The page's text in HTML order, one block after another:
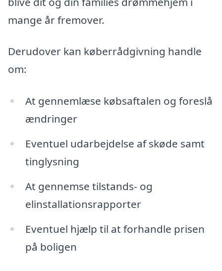
mange år fremover.
Derudover kan køberrådgivning handle
om:
At gennemlæse købsaftalen og foreslå
ændringer
Eventuel udarbejdelse af skøde samt
tinglysning
At gennemse tilstands- og
elinstallationsrapporter
Eventuel hjælp til at forhandle prisen
på boligen